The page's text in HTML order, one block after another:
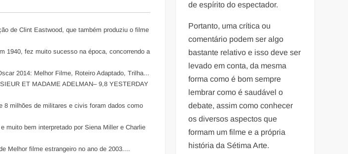
de Clint Eastwood, que também produziu o filme
1940, fez muito sucesso na época, concorrendo a
2014: Melhor Filme, Roteiro Adaptado, Trilha...
ET MADAME ADELMAN– 9,8 YESTERDAY
8 milhões de militares e civis foram dados como
muito bem interpretado por Siena Miller e Charlie
Melhor filme estrangeiro no ano de 2003....
de espírito do espectador.
Portanto, uma crítica ou
comentário podem ser algo
bastante relativo e isso deve ser
levado em conta, da mesma
forma como é bom sempre
lembrar como é saudável o
debate, assim como conhecer
os diversos aspectos que
formam um filme e a própria
história da Sétima Arte.